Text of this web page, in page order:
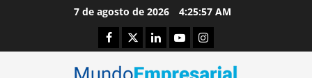
7 de agosto de 2026 4:25:57 AM
Facebook
TwitterLinkedinYoutubeInstagram